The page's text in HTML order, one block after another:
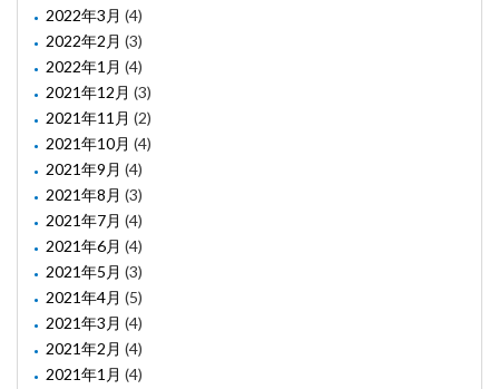
2022年3月 (4)
2022年2月 (3)
2022年1月 (4)
2021年12月 (3)
2021年11月 (2)
2021年10月 (4)
2021年9月 (4)
2021年8月 (3)
2021年7月 (4)
2021年6月 (4)
2021年5月 (3)
2021年4月 (5)
2021年3月 (4)
2021年2月 (4)
2021年1月 (4)